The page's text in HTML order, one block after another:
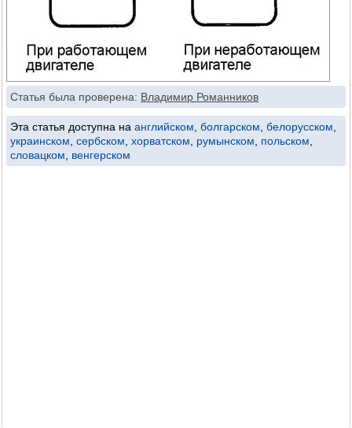
Статья была проверена: Владимир Романников
Эта статья доступна на английском болгарском белорусском
украинском сербском хорватском румынском польском
словацком
венгерском